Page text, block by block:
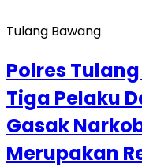
Tulang Bawang
Polres
Tiga Pelaku
Gasak
Merupakan